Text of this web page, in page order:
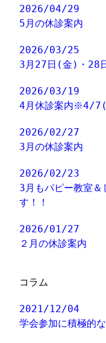
2026/04/29
5月の休診案内
2026/03/25
3月27日(金)・28
2026/03/19
4月休診案内※4/
2026/02/27
3月の休診案内
2026/02/23
3月もパピー教室
す！！
2026/01/27
２月の休診案内
コラム
2021/12/04
学会参加に積極的